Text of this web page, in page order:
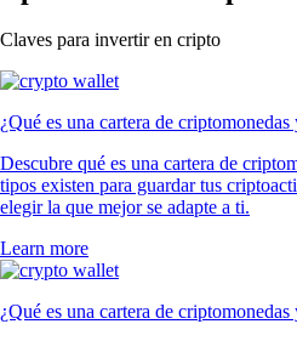
Claves para invertir en cripto
¿Qué es una cartera de
Descubre qué es una cartera de
tipos existen para guardar tus
elegir la que mejor se adapte a ti.
Learn more
¿Qué es una cartera de